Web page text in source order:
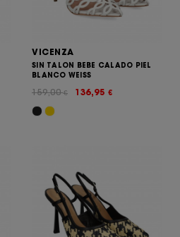
VICENZA
SIN TALON BEBE CALADO PIEL
BLANCO WEISS
136,95 €
159,00€